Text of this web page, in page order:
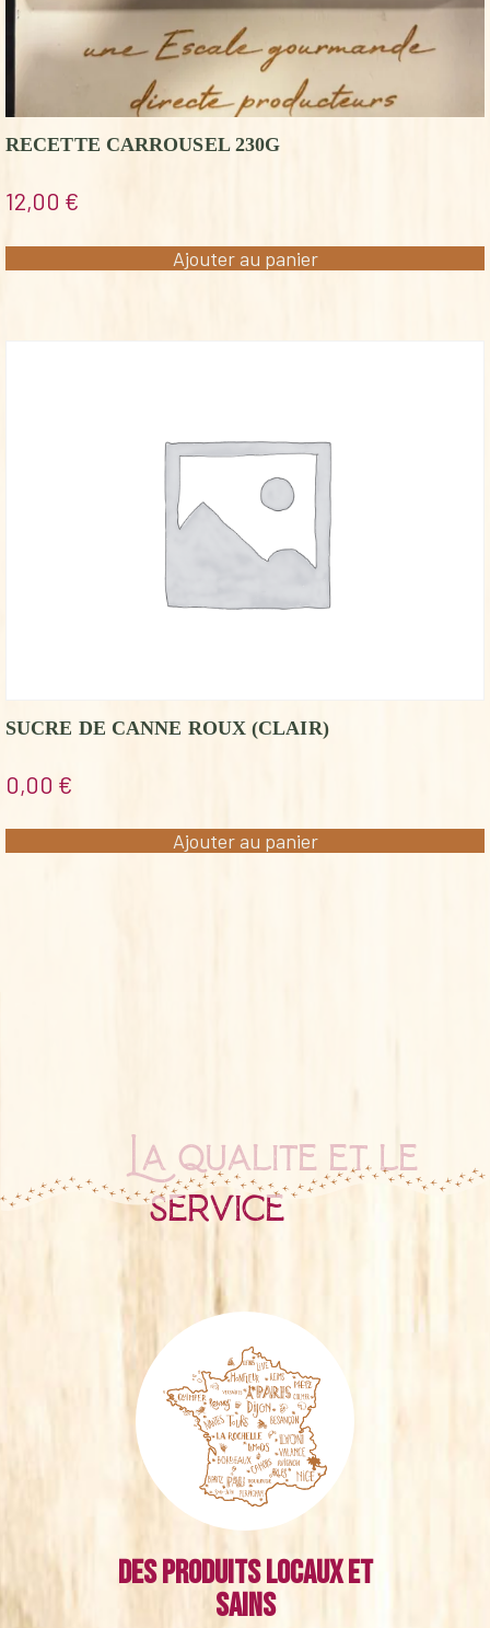
RECETTE CARROUSEL 230G
12,00 €
Ajouter au panier
SUCRE DE CANNE ROUX (CLAIR)
0,00 €
Ajouter au panier
La qualité et le
service
Des produits locaux et
sains